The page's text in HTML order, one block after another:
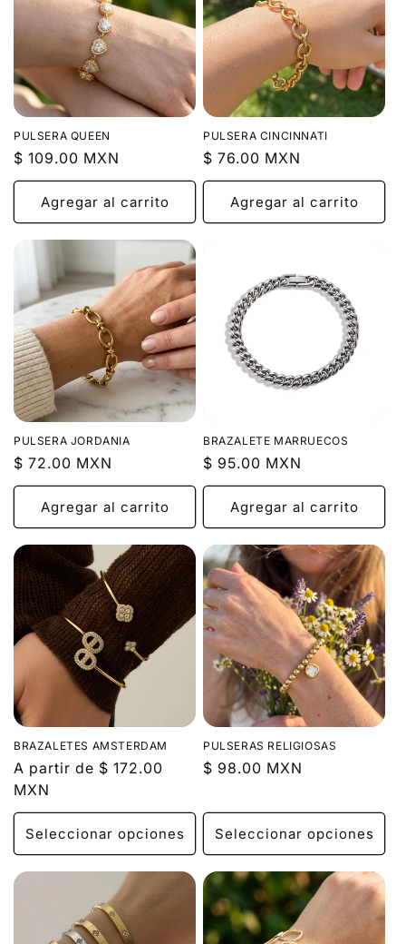
PULSERA QUEEN
Precio
habitual
$ 109.00 MXN
Agregar al carrito
PULSERA CINCINNATI
Precio
habitual
$ 76.00 MXN
Agregar al carrito
PULSERA JORDANIA
Precio
habitual
$ 72.00 MXN
Agregar al carrito
BRAZALETE MARRUECOS
Precio
habitual
$ 95.00 MXN
Agregar al carrito
BRAZALETES AMSTERDAM
Precio
habitual
A partir de $ 172.00
MXN
Seleccionar opciones
PULSERAS RELIGIOSAS
Precio
$ 98.00 MXN
Seleccionar opciones